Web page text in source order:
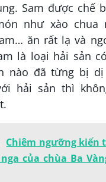
Sam được chế
như xào chua
ăn rất lạ và
là loại hải sản
nào đã từng bị
hải sản thì
Chiêm ngưỡng kiến
của chùa Ba